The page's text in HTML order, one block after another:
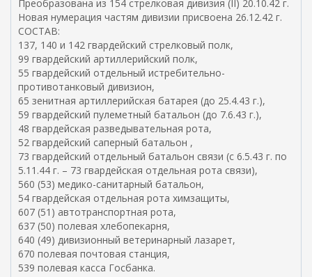
я
я
с
с
ы
л
к
а
)
е
ш
н
я
я
с
с
ы
л
к
а
)
Преобразована из 154 стрелковая дивизия (II) 20.10.42 г.
Новая нумерация частям дивизии присвоена 26.12.42 г.
СОСТАВ:
137, 140 и 142 гвардейский стрелковый полк,
99 гвардейский артиллерийский полк,
55 гвардейский отдельный истребительно-
противотанковый дивизион,
65 зенитная артиллерийская батарея (до 25.4.43 г.),
59 гвардейский пулеметный батальон (до 7.6.43 г.),
48 гвардейская разведывательная рота,
52 гвардейский саперный батальон ,
73 гвардейский отдельный батальон связи (с 6.5.43 г. по
5.11.44 г. – 73 гвардейская отдельная рота связи),
560 (53) медико-санитарный батальон,
54 гвардейская отдельная рота химзащиты,
607 (51) автотранспортная рота,
637 (50) полевая хлебопекарня,
640 (49) дивизионный ветеринарный лазарет,
670 полевая почтовая станция,
539 полевая касса Госбанка.